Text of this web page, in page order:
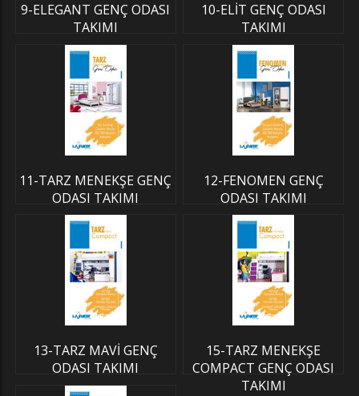
9-ELEGANT GENÇ ODASI
TAKIMI
10-ELİT GENÇ ODASI
TAKIMI
11-TARZ MENEKŞE GENÇ
ODASI TAKIMI
12-FENOMEN GENÇ
ODASI TAKIMI
13-TARZ MAVİ GENÇ
ODASI TAKIMI
15-TARZ MENEKŞE
COMPACT GENÇ ODASI
TAKIMI